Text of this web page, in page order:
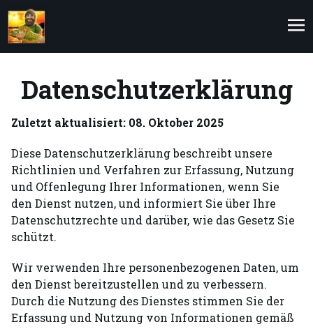
Skip
to
navigation
Skip
to
content
Datenschutzerklärung
Zuletzt aktualisiert: 08. Oktober 2025
Diese Datenschutzerklärung beschreibt unsere
Richtlinien und Verfahren zur Erfassung, Nutzung
und Offenlegung Ihrer Informationen, wenn Sie
den Dienst nutzen, und informiert Sie über Ihre
Datenschutzrechte und darüber, wie das Gesetz Sie
schützt.
Wir verwenden Ihre personenbezogenen Daten, um
den Dienst bereitzustellen und zu verbessern.
Durch die Nutzung des Dienstes stimmen Sie der
Erfassung und Nutzung von Informationen gemäß